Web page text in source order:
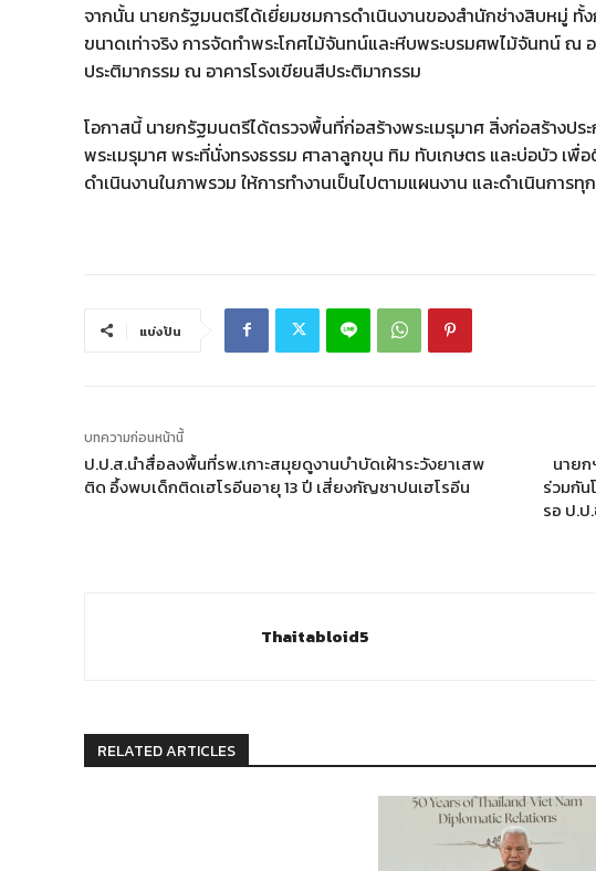
จากนั้น นายกรัฐมนตรีได้เยี่ยมชมการดำเนินงานของสำนักช่างสิบหมู่
ขนาดเท่าจริง การจัดทำพระโกศไม้จันทน์และหีบพระบรมศพไม้จันทน์ ณ
ประติมากรรม ณ อาคารโรงเขียนสีประติมากรรม
โอกาสนี้ นายกรัฐมนตรีได้ตรวจพื้นที่ก่อสร้างพระเมรุมาศ สิ่งก่อสร้างปร
พระเมรุมาศ พระที่นั่งทรงธรรม ศาลาลูกขุน ทิม ทับเกษตร และบ่อบัว เพื่
ดำเนินงานในภาพรวม ให้การทำงานเป็นไปตามแผนงาน และดำเนินการ
แบ่งปัน
บทความก่อนหน้านี้
ป.ป.ส.นำสื่อลงพื้นที่รพ.เกาะสมุยดูงานบำบัดเฝ้าระวังยาเสพ
ติด อึ้งพบเด็กติดเฮโรอีนอายุ 13 ปี เสี่ยงกัญชาปนเฮโรอีน
นาย
ร่วมกัน
รอ ป.ป
Thaitabloid5
RELATED ARTICLES